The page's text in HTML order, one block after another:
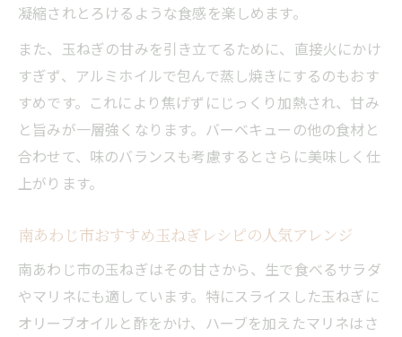
凝縮されとろけるような食感を楽しめます。
また、玉ねぎの甘みを引き立てるために、直接火にかけ
すぎず、アルミホイルで包んで蒸し焼きにするのもおす
すめです。これにより焦げずにじっくり加熱され、甘み
と旨みが一層強くなります。バーベキューの他の食材と
合わせて、味のバランスも考慮するとさらに美味しく仕
上がります。
南あわじ市おすすめ玉ねぎレシピの人気アレンジ
南あわじ市の玉ねぎはその甘さから、生で食べるサラダ
やマリネにも適しています。特にスライスした玉ねぎに
オリーブオイルと酢をかけ、ハーブを加えたマリネはさ